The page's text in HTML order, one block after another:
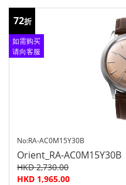
72折
如需购买
请向客服
No:RA-AC0M15Y30B
Orient_RA-AC0M15Y30B
HKD 2,730.00
HKD 1,965.00